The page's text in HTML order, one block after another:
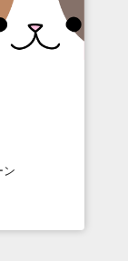
ン